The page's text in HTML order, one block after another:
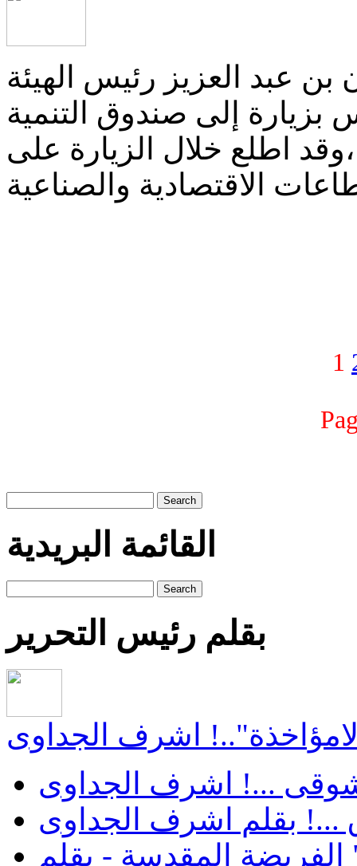
عبد العزيز رئيس الهيئة
بزيارة إلى صندوق التنمية
اطلع خلال الزيارة على
1
Search
القائمة البريدية
Search
بقلم رئيس التحرير
اشرف الجداوى
شوقى ...! اشرف الجداوى
...! بقلم اشرف الجداوى
المقدسة - بقلم